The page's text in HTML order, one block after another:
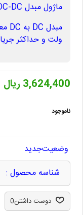
ماژول مبدل DC-DC افزاینده 150W
ولت و حداکثر جریان
3,624,400 ریال
ناموجود
وضعیتجدید
شناسه محصول :
دوست داشتن0